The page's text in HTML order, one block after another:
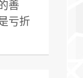
善
亏折